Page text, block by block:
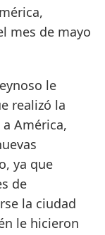
mes de mayo
le
realizó la
América,
ya que
de
la ciudad
le hicieron